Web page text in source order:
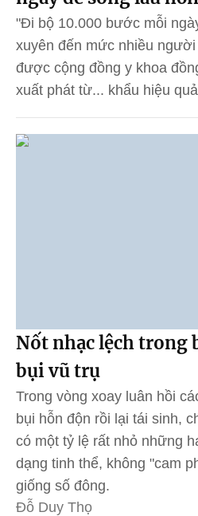
"Đi bộ 10.000 bước mỗi
xuyên đến mức nhiều
được cộng đồng y khoa
xuất phát từ... khẩu hiệu
Nốt nhạc lệch trong
bụi vũ trụ
Trong vòng xoay luân hồi
bụi hỗn độn rồi lại tái sinh,
có một tỷ lệ rất nhỏ những
dạng tinh thể, không "cam
giống số đông.
Đỗ Duy Thọ